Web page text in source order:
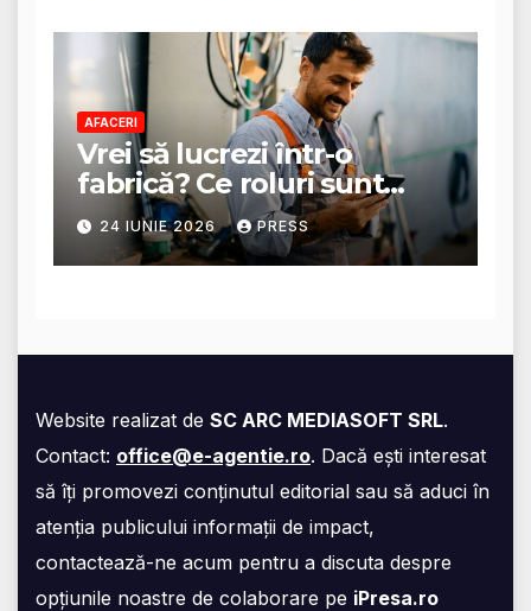
AFACERI
Vrei să lucrezi într-o
fabrică? Ce roluri sunt
disponibile și ce presupun
acestea
24 IUNIE 2026 PRESS
Website realizat de SC ARC MEDIASOFT SRL.
Contact: office@e-agentie.ro. Dacă ești interesat
să îți promovezi conținutul editorial sau să aduci în
atenția publicului informații de impact,
contactează-ne acum pentru a discuta despre
opțiunile noastre de colaborare pe iPresa.ro